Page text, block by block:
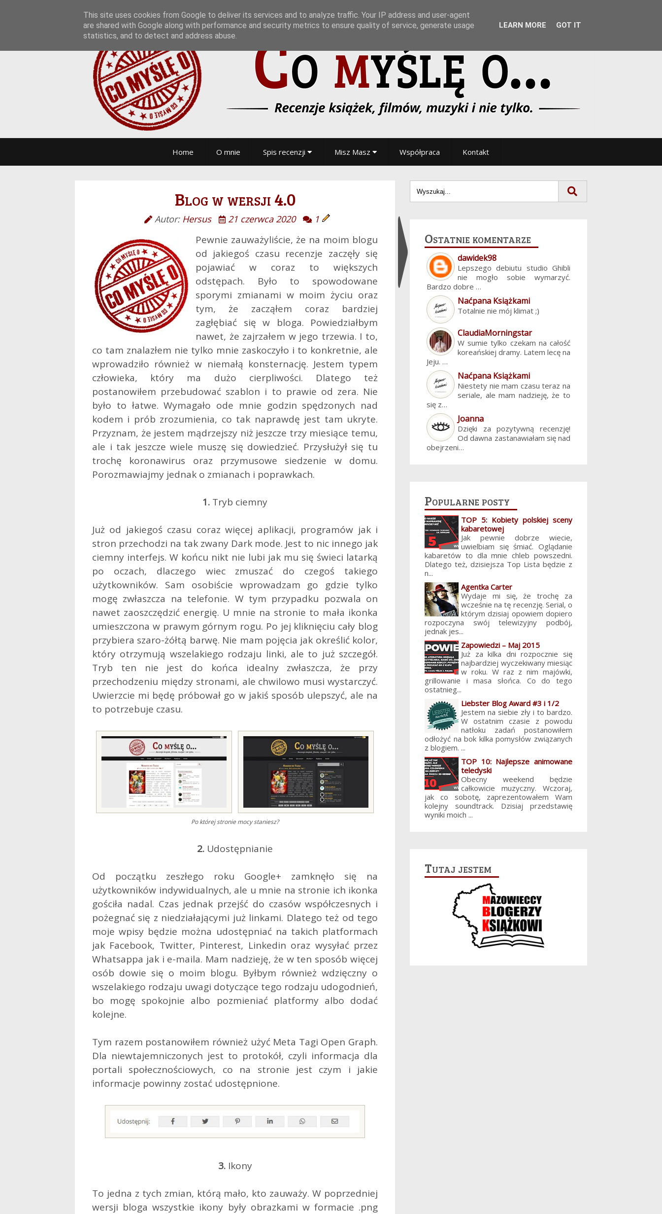
Home O mnie Spis recenzji Misz Masz Współpraca Kontakt
Blog w wersji 4.0
Autor: Hersus 21 czerwca 2020 1
Pewnie zauważyliście, że na moim blogu
od jakiegoś czasu recenzje zaczęły się
pojawiać w coraz to większych
odstępach. Było to spowodowane
sporymi zmianami w moim życiu oraz
tym, że zacząłem coraz bardziej
zagłębiać się w bloga. Powiedziałbym
nawet, że zajrzałem w jego trzewia. I to,
co tam znalazłem nie tylko mnie zaskoczyło i to konkretnie, ale
wprowadziło również w niemałą konsternację. Jestem typem
człowieka, który ma dużo cierpliwości. Dlatego też
postanowiłem przebudować szablon i to prawie od zera. Nie
było to łatwe. Wymagało ode mnie godzin spędzonych nad
kodem i prób zrozumienia, co tak naprawdę jest tam ukryte.
Przyznam, że jestem mądrzejszy niż jeszcze trzy miesiące temu,
ale i tak jeszcze wiele muszę się dowiedzieć. Przysłużył się tu
trochę koronawirus oraz przymusowe siedzenie w domu.
Porozmawiajmy jednak o zmianach i poprawkach.
1. Tryb ciemny
Już od jakiegoś czasu coraz więcej aplikacji, programów jak i
stron przechodzi na tak zwany Dark mode. Jest to nic innego jak
ciemny interfejs. W końcu nikt nie lubi jak mu się świeci latarką
po oczach, dlaczego wiec zmuszać do czegoś takiego
użytkowników. Sam osobiście wprowadzam go gdzie tylko
mogę zwłaszcza na telefonie. W tym przypadku pozwala on
nawet zaoszczędzić energię. U mnie na stronie to mała ikonka
umieszczona w prawym górnym rogu. Po jej kliknięciu cały blog
przybiera szaro-żółtą barwę. Nie mam pojęcia jak określić kolor,
który otrzymują wszelakiego rodzaju linki, ale to już szczegół.
Tryb ten nie jest do końca idealny zwłaszcza, że przy
przechodzeniu między stronami, ale chwilowo musi wystarczyć.
Uwierzcie mi będę próbował go w jakiś sposób ulepszyć, ale na
to potrzebuje czasu.
Po której stronie mocy staniesz?
2. Udostępnianie
Od początku zeszłego roku Google+ zamknęło się na
użytkowników indywidualnych, ale u mnie na stronie ich ikonka
gościła nadal. Czas jednak przejść do czasów współczesnych i
pożegnać się z niedziałającymi już linkami. Dlatego też od tego
moje wpisy będzie można udostępniać na takich platformach
jak Facebook, Twitter, Pinterest, Linkedin oraz wysyłać przez
Whatsappa jak i e-maila. Mam nadzieję, że w ten sposób więcej
osób dowie się o moim blogu. Byłbym również wdzięczny o
wszelakiego rodzaju uwagi dotyczące tego rodzaju udogodnień,
bo mogę spokojnie albo pozmieniać platformy albo dodać
kolejne.
Tym razem postanowiłem również użyć Meta Tagi Open Graph.
Dla niewtajemniczonych jest to protokół, czyli informacja dla
portali społecznościowych, co na stronie jest czym i jakie
informacje powinny zostać udostępnione.
3.Ikony
To jedna z tych zmian, którą mało, kto zauważy. W poprzedniej
wersji bloga wszystkie ikony były obrazkami w formacie .png
Ukryj
Ostatnie komentarze
dawidek98
Lepszego debiutu studio Ghibli
nie mogło sobie wymarzyć.
Bardzo dobre …
Naćpana Książkami
Totalnie nie mój klimat ;)
ClaudiaMorningstar
W sumie tylko czekam na całość
koreańskiej dramy. Latem lecę na
Jeju. …
Naćpana Książkami
Niestety nie mam czasu teraz na
seriale, ale mam nadzieję, że to
się z…
Joanna
Dzięki za pozytywną recenzję!
Od dawna zastanawiałam się nad
obejrzeni…
Popularne posty
TOP 5: Kobiety polskiej sceny
kabaretowej
Jak pewnie dobrze wiecie,
uwielbiam się śmiać. Oglądanie
kabaretów to dla mnie chleb powszedni.
Dlatego też, dzisiejsza Top Lista będzie z
n...
Agentka Carter
Wydaje mi się, że trochę za
wcześnie na tę recenzję. Serial, o
którym dzisiaj opowiem dopiero
rozpoczyna swój telewizyjny podbój,
jednak jes...
Zapowiedzi – Maj 2015
Już za kilka dni rozpocznie się
najbardziej wyczekiwany miesiąc
w roku. W raz z nim majówki,
grillowanie i masa słońca. Co do tego
ostatnieg...
Liebster Blog Award #3 i 1/2
Jestem na siebie zły i to bardzo.
W ostatnim czasie z powodu
natłoku zadań postanowiłem
odłożyć na bok kilka pomysłów związanych
z blogiem. ...
TOP 10: Najlepsze animowane
teledyski
Obecny weekend będzie
całkowicie muzyczny. Wczoraj,
jak co sobotę, zaprezentowałem Wam
kolejny soundtrack. Dzisiaj przedstawię
wyniki moich ...
Tutaj jestem
This site uses cookies from Google to deliver its services and to analyze traffic. Your IP address and user-agent
are shared with Google along with performance and security metrics to ensure quality of service, generate usage
statistics, and to detect and address abuse.
LEARN MORE GOT IT